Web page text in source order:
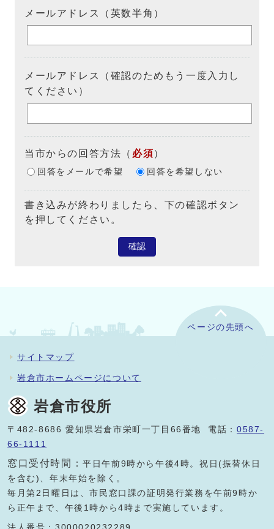
メールアドレス（英数半角）
メールアドレス（確認のためもう一度入力し
てください）
当市からの回答方法 （ 必須）
回答をメールで希望 回答を希望しない
書き込みが終わりましたら、下の確認ボタン
を押してください。
確認
ページの先頭へ
サイトマップ
岩倉市ホームページについて
岩倉市役所
〒482-8686 愛知県岩倉市栄町一丁目66番地 電話：0587-
66-1111
窓口受付時間：平日午前9時から午後4時。祝日(振替休日
を含む)、年末年始を除く。
毎月第2日曜日は、市民窓口課の証明発行業務を午前9時か
ら正午まで、午後1時から4時まで実施しています。